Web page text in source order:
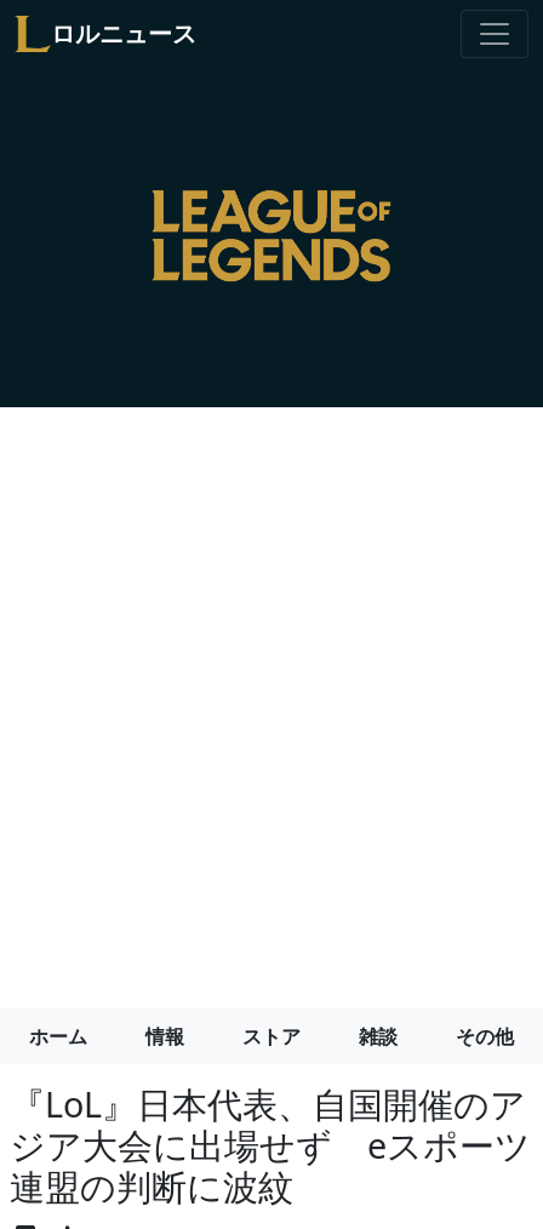
ロルニュース
ホーム 情報 ストア 雑談 その他
『LoL』日本代表、自国開催のア
ジア大会に出場せず eスポーツ
連盟の判断に波紋